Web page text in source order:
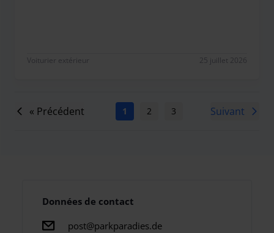
Voiturier extérieur 25 juillet 2026
« Précédent 1 2 3 5
Suivant
Données de contact
post@parkparadies.de